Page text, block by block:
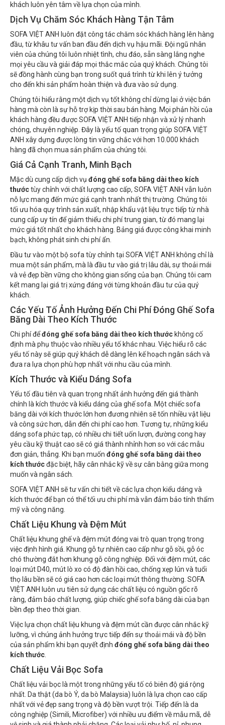
khách luôn yên tâm về lựa chọn của mình.
Dịch Vụ Chăm Sóc Khách Hàng Tận Tâm
SOFA VIỆT ANH luôn đặt công tác chăm sóc khách hàng lên hàng
đầu, từ khâu tư vấn ban đầu đến dịch vụ hậu mãi. Đội ngũ nhân
viên của chúng tôi luôn nhiệt tình, chu đáo, sẵn sàng lắng nghe
mọi yêu cầu và giải đáp mọi thắc mắc của quý khách. Chúng tôi
sẽ đồng hành cùng bạn trong suốt quá trình từ khi lên ý tưởng
cho đến khi sản phẩm hoàn thiện và đưa vào sử dụng.
Chúng tôi hiểu rằng một dịch vụ tốt không chỉ dừng lại ở việc bán
hàng mà còn là sự hỗ trợ kịp thời sau bán hàng. Mọi phản hồi của
khách hàng đều được SOFA VIỆT ANH tiếp nhận và xử lý nhanh
chóng, chuyên nghiệp. Đây là yếu tố quan trọng giúp SOFA VIỆT
ANH xây dựng được lòng tin vững chắc với hơn 10.000 khách
hàng đã chọn mua sản phẩm của chúng tôi.
Giá Cả Cạnh Tranh, Minh Bạch
Mặc dù cung cấp dịch vụ đóng ghế sofa băng dài theo kích
thướctùy chỉnh với chất lượng cao cấp, SOFA VIỆT ANH vẫn luôn
nỗ lực mang đến mức giá cạnh tranh nhất thị trường. Chúng tôi
tối ưu hóa quy trình sản xuất, nhập khẩu vật liệu trực tiếp từ nhà
cung cấp uy tín để giảm thiểu chi phí trung gian, từ đó mang lại
mức giá tốt nhất cho khách hàng. Bảng giá được công khai minh
bạch, không phát sinh chi phí ẩn.
Đầu tư vào một bộ sofa tùy chỉnh tại SOFA VIỆT ANH không chỉ là
mua một sản phẩm, mà là đầu tư vào giá trị lâu dài, sự thoải mái
và vẻ đẹp bền vững cho không gian sống của bạn. Chúng tôi cam
kết mang lại giá trị xứng đáng với từng khoản đầu tư của quý
khách.
Các Yếu Tố Ảnh Hưởng Đến Chi Phí Đóng Ghế Sofa
Băng Dài Theo Kích Thước
Chi phí đểđóng ghế sofa băng dài theo kích thước không cố
định mà phụ thuộc vào nhiều yếu tố khác nhau. Việc hiểu rõ các
yếu tố này sẽ giúp quý khách dễ dàng lên kế hoạch ngân sách và
đưa ra lựa chọn phù hợp nhất với nhu cầu của mình.
Kích Thước và Kiểu Dáng Sofa
Yếu tố đầu tiên và quan trọng nhất ảnh hưởng đến giá thành
chính là kích thước và kiểu dáng của ghế sofa. Một chiếc sofa
băng dài với kích thước lớn hơn đương nhiên sẽ tốn nhiều vật liệu
và công sức hơn, dẫn đến chi phí cao hơn. Tương tự, những kiểu
dáng sofa phức tạp, có nhiều chi tiết uốn lượn, đường cong hay
yêu cầu kỹ thuật cao sẽ có giá thành nhỉnh hơn so với các mẫu
đơn giản, thẳng. Khi bạn muốn đóng ghế sofa băng dài theo
kích thướcđặc biệt, hãy cân nhắc kỹ về sự cân bằng giữa mong
muốn và ngân sách.
SOFA VIỆT ANH sẽ tư vấn chi tiết về các lựa chọn kiểu dáng và
kích thước để bạn có thể tối ưu chi phí mà vẫn đảm bảo tính thẩm
mỹ và công năng.
Chất Liệu Khung và Đệm Mút
Chất liệu khung ghế và đệm mút đóng vai trò quan trọng trong
việc định hình giá. Khung gỗ tự nhiên cao cấp như gỗ sồi, gỗ óc
chó thường đắt hơn khung gỗ công nghiệp. Đối với đệm mút, các
loại mút D40, mút lò xo có độ đàn hồi cao, chống xẹp lún và tuổi
thọ lâu bền sẽ có giá cao hơn các loại mút thông thường. SOFA
VIỆT ANH luôn ưu tiên sử dụng các chất liệu có nguồn gốc rõ
ràng, đảm bảo chất lượng, giúp chiếc ghế sofa băng dài của bạn
bền đẹp theo thời gian.
Việc lựa chọn chất liệu khung và đệm mút cần được cân nhắc kỹ
lưỡng, vì chúng ảnh hưởng trực tiếp đến sự thoải mái và độ bền
của sản phẩm khi bạn quyết định đóng ghế sofa băng dài theo
kích thước
Chất Liệu Vải Bọc Sofa
Chất liệu vải bọc là một trong những yếu tố có biên độ giá rộng
nhất. Da thật (da bò Ý, da bò Malaysia) luôn là lựa chọn cao cấp
nhất với vẻ đẹp sang trọng và độ bền vượt trội. Tiếp đến là da
công nghiệp (Simili, Microfiber) với nhiều ưu điểm về mẫu mã, dễ